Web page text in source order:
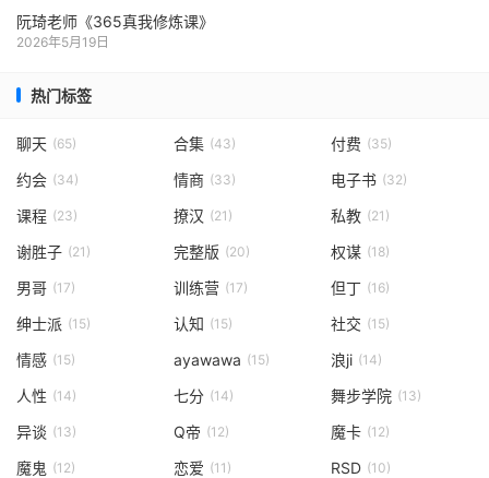
阮琦老师《365真我修炼课》
2026年5月19日
热门标签
聊天 (65) 合集 (43) 付费 (35)
约会 (34) 情商 (33) 电子书 (32)
课程 (23) 撩汉 (21) 私教 (21)
谢胜子 (21) 完整版 (20) 权谋 (18)
男哥 (17) 训练营 (17) 但丁 (16)
绅士派 (15) 认知 (15) 社交 (15)
情感 (15) ayawawa (15) 浪ji (14)
人性 (14) 七分 (14) 舞步学院 (13)
异谈 (13) Q帝 (12) 魔卡 (12)
魔鬼 (12) 恋爱 (11) RSD (10)